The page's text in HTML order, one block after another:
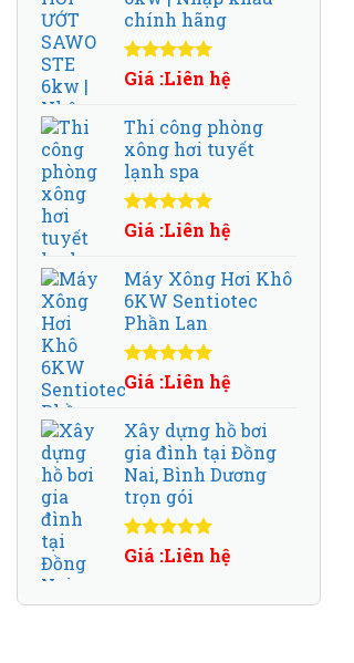
5.500.000 ₫.
chính hãng
Được xếp
Giá :Liên hệ
Thi công phòng
xông hơi tuyết
lạnh spa
Được xếp
Giá :Liên hệ
Máy Xông Hơi Khô
6KW Sentiotec
Phần Lan
Được xếp
hạng
Giá :Liên hệ
Xây dựng hồ bơi
gia đình tại Đồng
Nai, Bình Dương
trọn gói
Được xếp
Giá :Liên hệ